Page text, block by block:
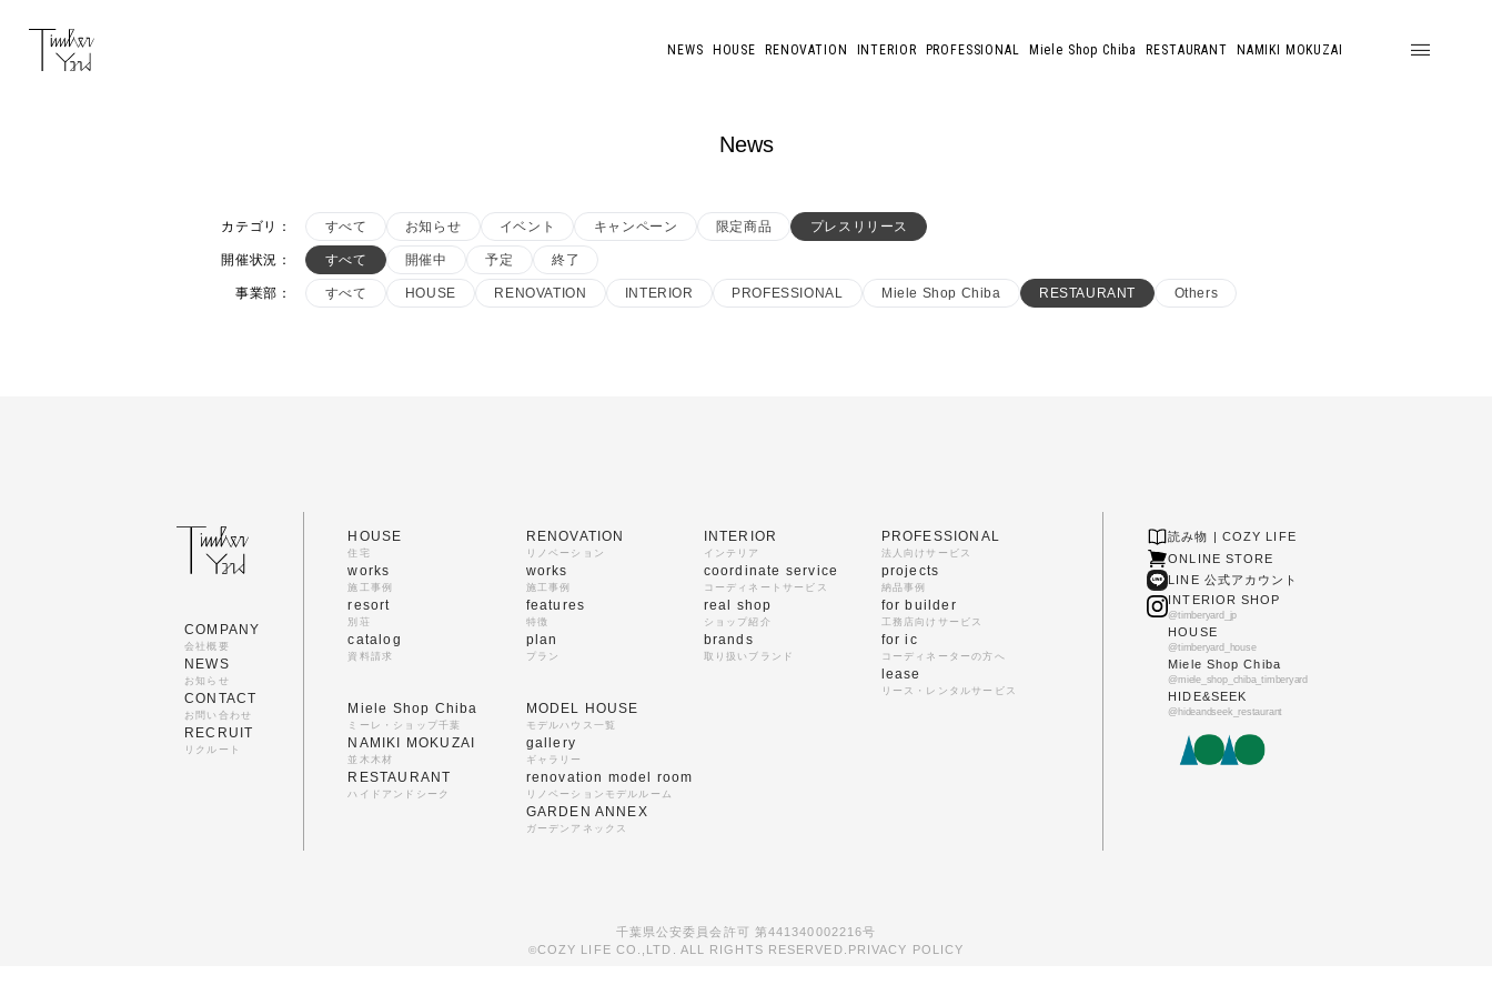
NEWS HOUSE RENOVATION INTERIOR PROFESSIONAL Miele Shop Chiba RESTAURANT NAMIKI MOKUZAI
News
カテゴリ ： すべて お知らせ イベント キャンペーン 限定商品 プレスリリース
開催状況 ： すべて 開催中 予定 終了
事業部 ： すべて HOUSE RENOVATION INTERIOR PROFESSIONAL Miele Shop Chiba RESTAURANT Others
COMPANY
会社概要
NEWS
お知らせ
CONTACT
お問い合わせ
RECRUIT
リクルート
HOUSE
住宅
works
施工事例
resort
別荘
catalog
資料請求
RENOVATION
リノベーション
works
施工事例
features
特徴
plan
プラン
INTERIOR
インテリア
coordinate service
コーディネートサービス
real shop
ショップ紹介
brands
取り扱いブランド
PROFESSIONAL
法人向けサービス
projects
納品事例
for builder
工務店向けサービス
for ic
コーディネーターの方へ
lease
リース・レンタルサービス
Miele Shop Chiba
ミーレ・ショップ千葉
NAMIKI MOKUZAI
並木木材
RESTAURANT
ハイドアンドシーク
MODEL HOUSE
モデルハウス一覧
gallery
ギャラリー
renovation model room
リノベーションモデルルーム
GARDEN ANNEX
ガーデンアネックス
読み物 | COZY LIFE
ONLINE STORE
LINE 公式アカウント
INTERIOR SHOP
@timberyard_jp
HOUSE
@timberyard_house
Miele Shop Chiba
@miele_shop_chiba_timberyard
HIDE&SEEK
@hideandseek_restaurant
千葉県公安委員会許可 第441340002216号
©COZY LIFE CO.,LTD. ALL RIGHTS RESERVED. PRIVACY POLICY